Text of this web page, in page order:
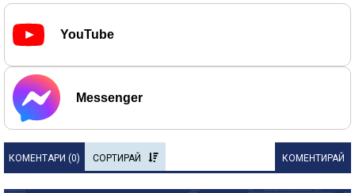
YouTube
Messenger
КОМЕНТАРИ (0) СОРТИРАЙ КОМЕНТИРАЙ